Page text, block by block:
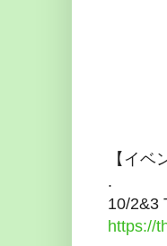
【イベ
.
10/2&3
https://